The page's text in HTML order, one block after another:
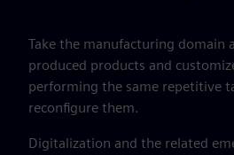
Take the manufacturing domain
produced products and
performing the same repetitive
reconfigure them.
Digitalization and the related